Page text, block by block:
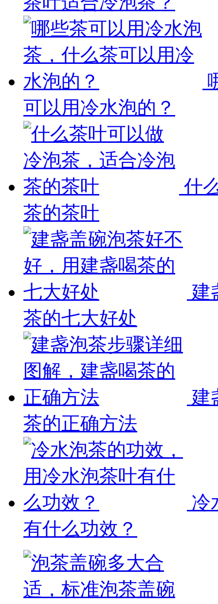
可以用冷水泡的？
什
茶的茶叶
建
茶的七大好处
建
茶的正确方法
冷
有什么功效？